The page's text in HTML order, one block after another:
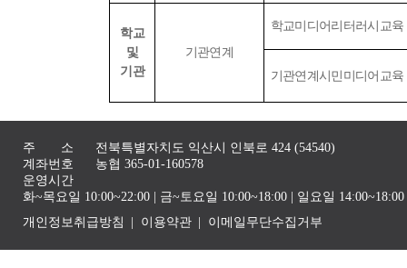
학교
및
기관
기관연계
학교미디어리터러시교육
기관연계시민미디어교육
주 소
전북특별자치도 익산시 인북로 424 (54540)
계좌번호
농협 365-01-160578
운영시간
화~목요일 10:00~22:00 | 금~토요일 10:00~18:00 | 일요일
개인정보취급방침
이용약관 이메일무단수집거부